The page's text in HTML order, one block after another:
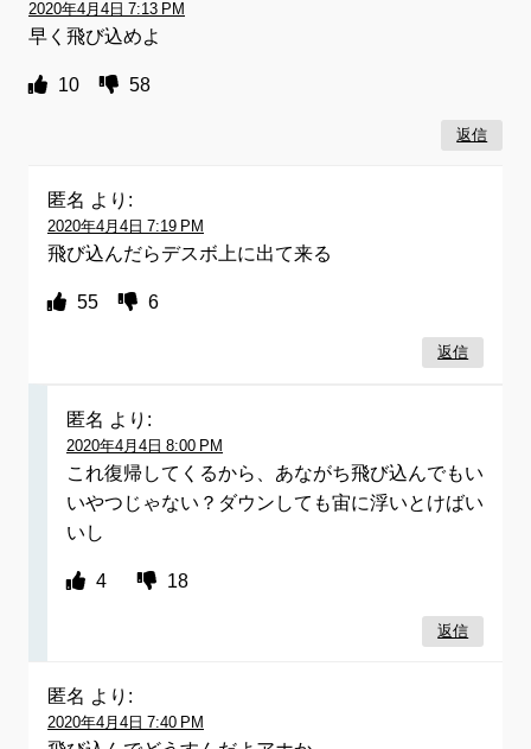
2020年4月4日 7:13 PM
早く飛び込めよ
10 58
返信
匿名 より:
2020年4月4日 7:19 PM
飛び込んだらデスボ上に出て来る
55 6
返信
匿名 より:
2020年4月4日 8:00 PM
これ復帰してくるから、あながち飛び込んでもい
いやつじゃない？ダウンしても宙に浮いとけばい
いし
4 18
返信
匿名 より:
2020年4月4日 7:40 PM